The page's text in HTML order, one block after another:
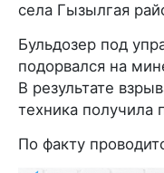
села Гызылгая
Бульдозер под
подорвался на
В результате
техника получила
По факту